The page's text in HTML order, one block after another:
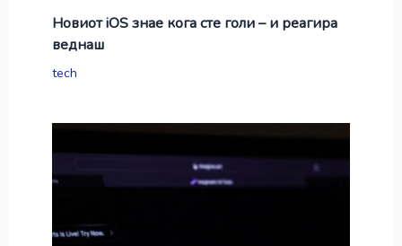
Новиот iOS знае кога сте голи – и реагира
веднаш
tech